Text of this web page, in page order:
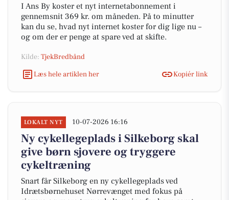
I Ans By koster et nyt internetabonnement i
gennemsnit 369 kr. om måneden. På to minutter
kan du se, hvad nyt internet koster for dig lige nu –
og om der er penge at spare ved at skifte.
Kilde: TjekBredbånd
Læs hele artiklen her
Kopiér link
LOKALT NYT 10-07-2026 16:16
Ny cykellegeplads i Silkeborg skal
give børn sjovere og tryggere
cykeltræning
Snart får Silkeborg en ny cykellegeplads ved
Idrætsbørnehuset Nørrevænget med fokus på